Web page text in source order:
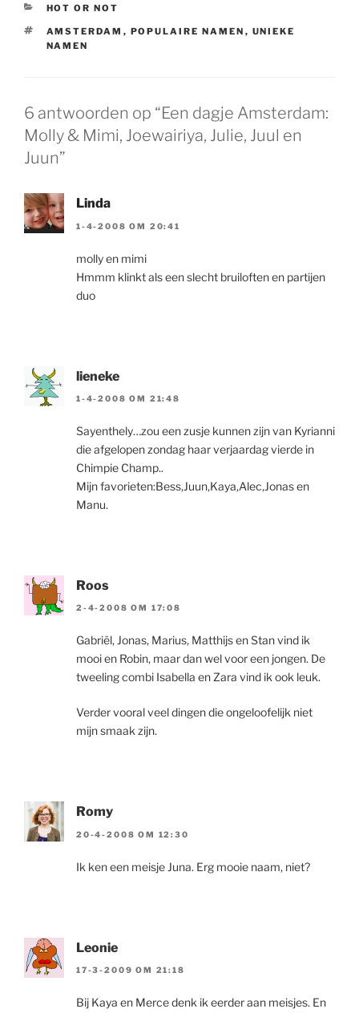
CATEGORIEËN
HOT OR NOT
TAGS
AMSTERDAM , POPULAIRE NAMEN , UNIEKE
NAMEN
6 antwoorden op “Een dagje Amsterdam:
Molly & Mimi, Joewairiya, Julie, Juul en
Juun”
Linda
1-4-2008 OM 20:41
molly en mimi
Hmmm klinkt als een slecht bruiloften en partijen
duo
lieneke
1-4-2008 OM 21:48
Sayenthely…zou een zusje kunnen zijn van Kyrianni
die afgelopen zondag haar verjaardag vierde in
Chimpie Champ..
Mijn favorieten:Bess,Juun,Kaya,Alec,Jonas en
Manu.
Roos
2-4-2008 OM 17:08
Gabriël, Jonas, Marius, Matthijs en Stan vind ik
mooi en Robin, maar dan wel voor een jongen. De
tweeling combi Isabella en Zara vind ik ook leuk.
Verder vooral veel dingen die ongeloofelijk niet
mijn smaak zijn.
Romy
20-4-2008 OM 12:30
Ik ken een meisje Juna. Erg mooie naam, niet?
Leonie
17-3-2009 OM 21:18
Bij Kaya en Merce denk ik eerder aan meisjes. En